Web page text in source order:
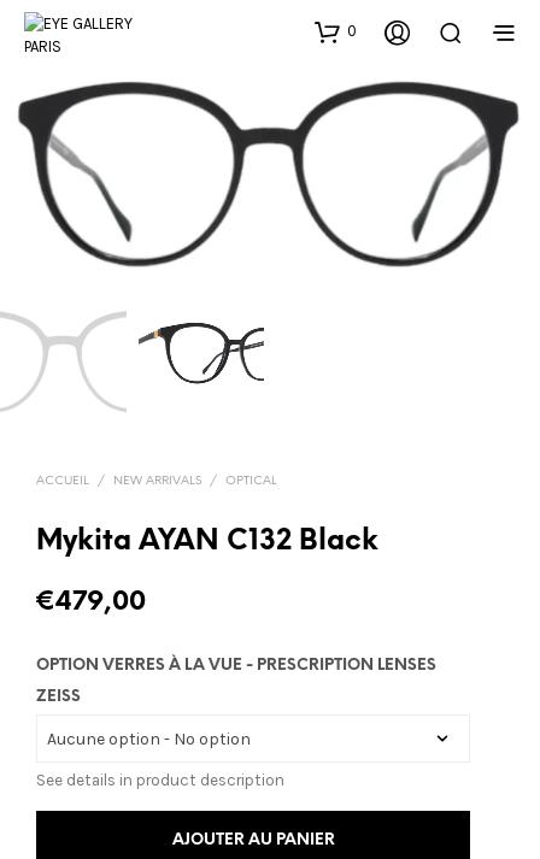
0
ACCUEIL / NEW ARRIVALS / OPTICAL
Mykita AYAN C132 Black
€479,00
OPTION VERRES À LA VUE - PRESCRIPTION LENSES
ZEISS
See details in product description
AJOUTER AU PANIER